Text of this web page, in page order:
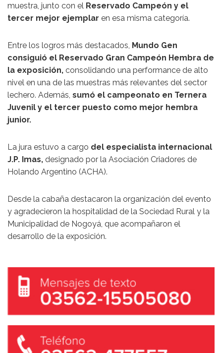
muestra, junto con el Reservado Campeón y el
tercer mejor ejemplar en esa misma categoría.
Entre los logros más destacados, Mundo Gen
consiguió el Reservado Gran Campeón Hembra de
la exposición, consolidando una performance de alto
nivel en una de las muestras más relevantes del sector
lechero. Además, sumó el campeonato en Ternera
Juvenil y el tercer puesto como mejor hembra
junior.
La jura estuvo a cargo del especialista internacional
J.P. Imas, designado por la Asociación Criadores de
Holando Argentino (ACHA).
Desde la cabaña destacaron la organización del evento
y agradecieron la hospitalidad de la Sociedad Rural y la
Municipalidad de Nogoyá, que acompañaron el
desarrollo de la exposición.